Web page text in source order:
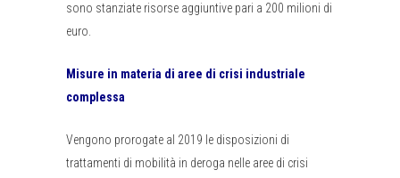
sono stanziate risorse aggiuntive pari a 200 milioni di
euro.
Misure in materia di aree di crisi industriale
complessa
Vengono prorogate al 2019 le disposizioni di
trattamenti di mobilità in deroga nelle aree di crisi